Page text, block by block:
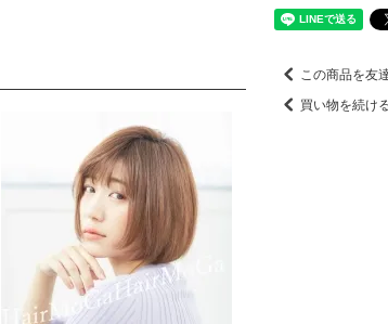
この商品を友
買い物を続け